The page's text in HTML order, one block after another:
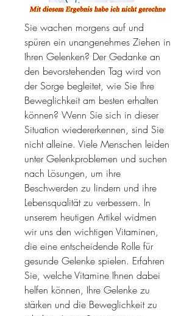
Sie wachen morgens auf und
spüren ein unangenehmes Ziehen in
Ihren Gelenken? Der Gedanke an
den bevorstehenden Tag wird von
der Sorge begleitet, wie Sie Ihre
Beweglichkeit am besten erhalten
können? Wenn Sie sich in dieser
Situation wiedererkennen, sind Sie
nicht alleine. Viele Menschen leiden
unter Gelenkproblemen und suchen
nach Lösungen, um ihre
Beschwerden zu lindern und ihre
Lebensqualität zu verbessern. In
unserem heutigen Artikel widmen
wir uns den wichtigen Vitaminen,
die eine entscheidende Rolle für
gesunde Gelenke spielen. Erfahren
Sie, welche Vitamine Ihnen dabei
helfen können, Ihre Gelenke zu
stärken und die Beweglichkeit zu